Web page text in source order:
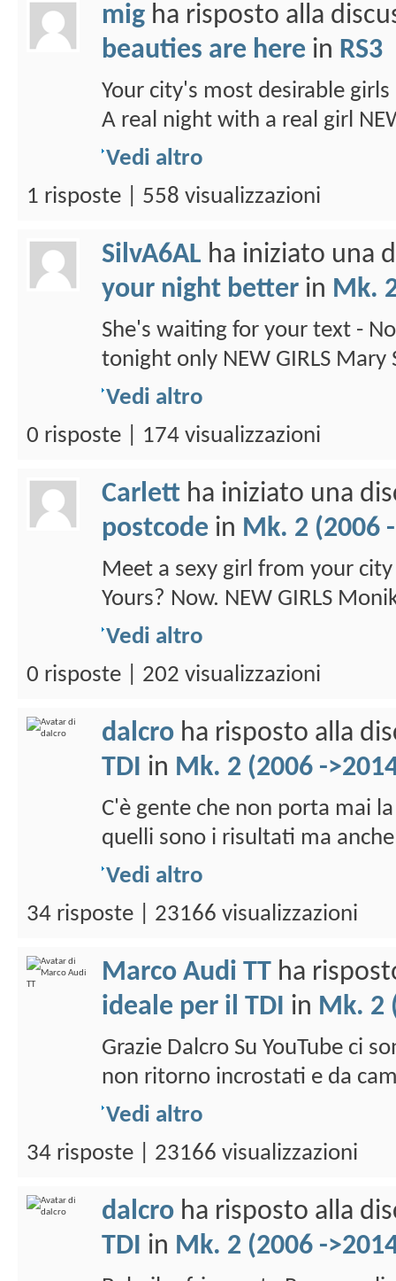
mig ha risposto alla
beauties are here in RS3
Your city's most desirable
A real night with a real girl
Vedi altro
1 risposte | 558 visualizzazioni
SilvA6AL ha iniziato una
your night better in Mk.
She's waiting for your text -
tonight only NEW GIRLS Mary
Vedi altro
0 risposte | 174 visualizzazioni
Carlett ha iniziato una
postcode in Mk. 2 (2006
Meet a sexy girl from your
Yours? Now. NEW GIRLS
Vedi altro
0 risposte | 202 visualizzazioni
dalcro ha risposto alla
TDI in Mk. 2 (2006 -
C'è gente che non porta mai
quelli sono i risultati ma
Vedi altro
34 risposte | 23166 visualizzazioni
Marco Audi TT ha
ideale per il TDI in Mk. 2
Grazie Dalcro Su YouTube ci
non ritorno incrostati e da
Vedi altro
34 risposte | 23166 visualizzazioni
dalcro ha risposto alla
TDI in Mk. 2 (2006 -